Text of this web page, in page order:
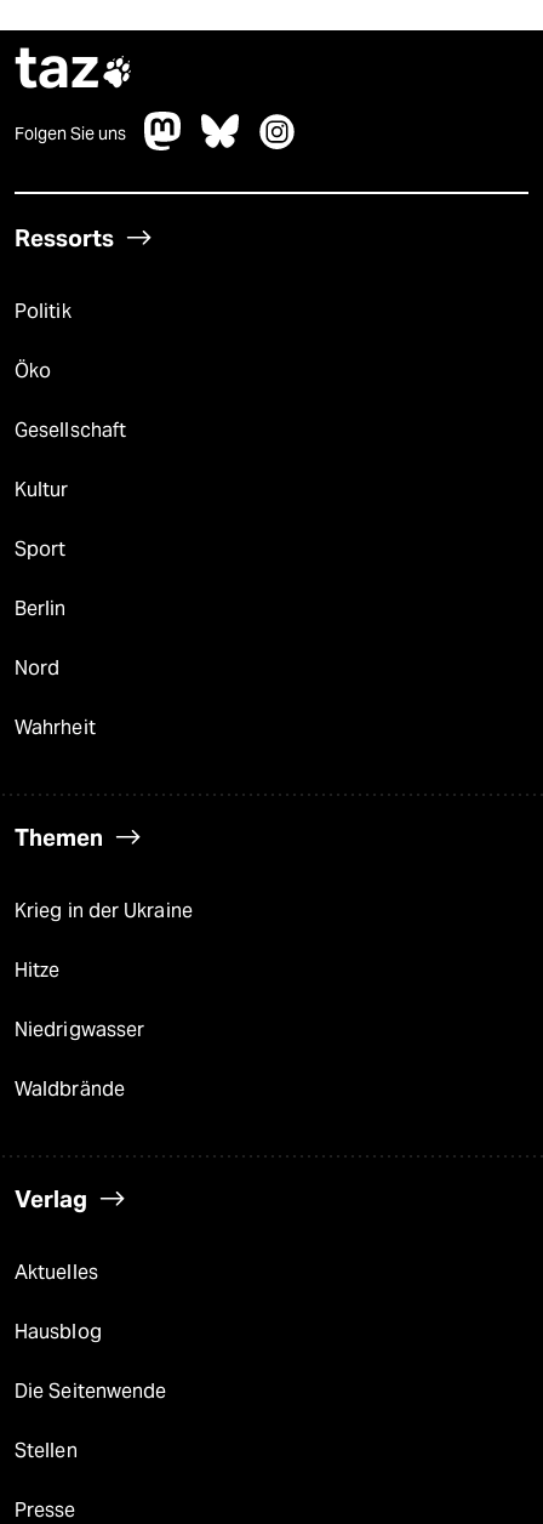
taz
Folgen Sie uns
Ressorts
Politik
Öko
Gesellschaft
Kultur
Sport
Berlin
Nord
Wahrheit
Themen
Krieg in der Ukraine
Hitze
Niedrigwasser
Waldbrände
Verlag
Aktuelles
Hausblog
Die Seitenwende
Stellen
Presse